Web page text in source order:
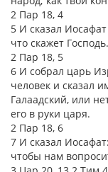
2 Пар 18, 4
5 И сказал
что скажет Господь.
2 Пар 18, 5
6 И собрал царь
человек и сказал
Галаадский, или
его в руки царя.
2 Пар 18, 6
7 И сказал
чтобы нам